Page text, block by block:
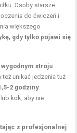
Osoby starsze
do ćwiczeń i
większego
gdy tylko pojawi się
stroju —
też unikać jedzenia tuż
2 godziny
kok, aby nie
z profesjonalnej